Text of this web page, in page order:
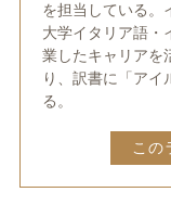
を担当している。
大学イタリア語・
業したキャリアを
り、訳書に「アイ
る。
この